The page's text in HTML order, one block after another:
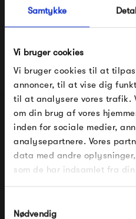
Samtykke
Vi bruger cookies
Vi bruger cookies til at
annoncer, til at vise dig
til at analysere vores trafik.
om din brug af vores
inden for sociale medier,
analysepartnere. Vores
data med andre
som de har indsamlet fra
Nødvendig
sig efter den måde vi lever og
lyd.
Produkter fra
FÅ 10% PÅ DIN
Indtast din e-mail, så
mail. Minimumsbeløb er
rabatten.
Gælder ikke på produkter